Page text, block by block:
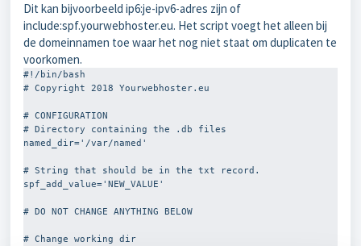
Dit kan bijvoorbeeld ip6:je-ipv6-adres zijn of
include:spf.yourwebhoster.eu. Het script voegt het alleen bij
de domeinnamen toe waar het nog niet staat om duplicaten te
voorkomen.
#!/bin/bash
# Copyright 2018 Yourwebhoster.eu
# CONFIGURATION
# Directory containing the .db files
named_dir='/var/named'
# String that should be in the txt record.
spf_add_value='NEW_VALUE'
# DO NOT CHANGE ANYTHING BELOW
# Change working dir